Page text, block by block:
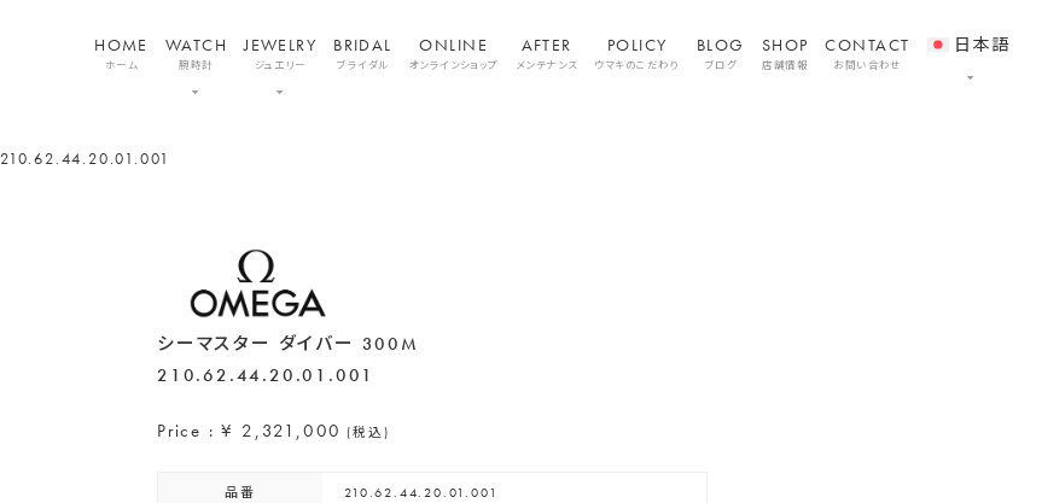
HOME
ホーム
WATCH
腕時計
JEWELRY
ジュエリー
BRIDAL
ブライダル
ONLINE
オンラインショップ
AFTER
メンテナンス
POLICY
ウマキのこだわり
BLOG
ブログ
SHOP
店舗情報
CONTACT
お問い合わせ
日本語
210.62.44.20.01.001
シーマスター ダイバー 300M
210.62.44.20.01.001
Price : ¥ 2,321,000 (税込)
品番 210.62.44.20.01.001